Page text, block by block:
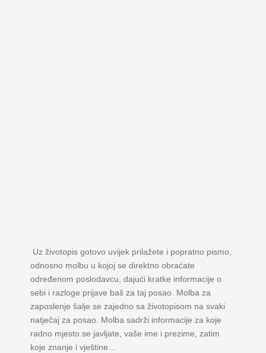
Uz životopis gotovo uvijek prilažete i popratno pismo,
odnosno molbu u kojoj se direktno obraćate
određenom poslodavcu, dajući kratke informacije o
sebi i razloge prijave baš za taj posao. Molba za
zaposlenje šalje se zajedno sa životopisom na svaki
natječaj za posao. Molba sadrži informacije za koje
radno mjesto se javljate, vaše ime i prezime, zatim
koje znanje i vještine…